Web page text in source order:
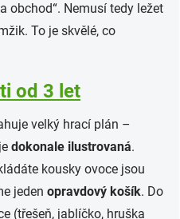
obchod“. Nemusí tedy ležet
To je skvělé, co
od 3 let
velký hrací plán –
dokonale ilustrovaná.
kousky ovoce jsou
jeden opravdový košík. Do
(třešeň, jablíčko, hruška